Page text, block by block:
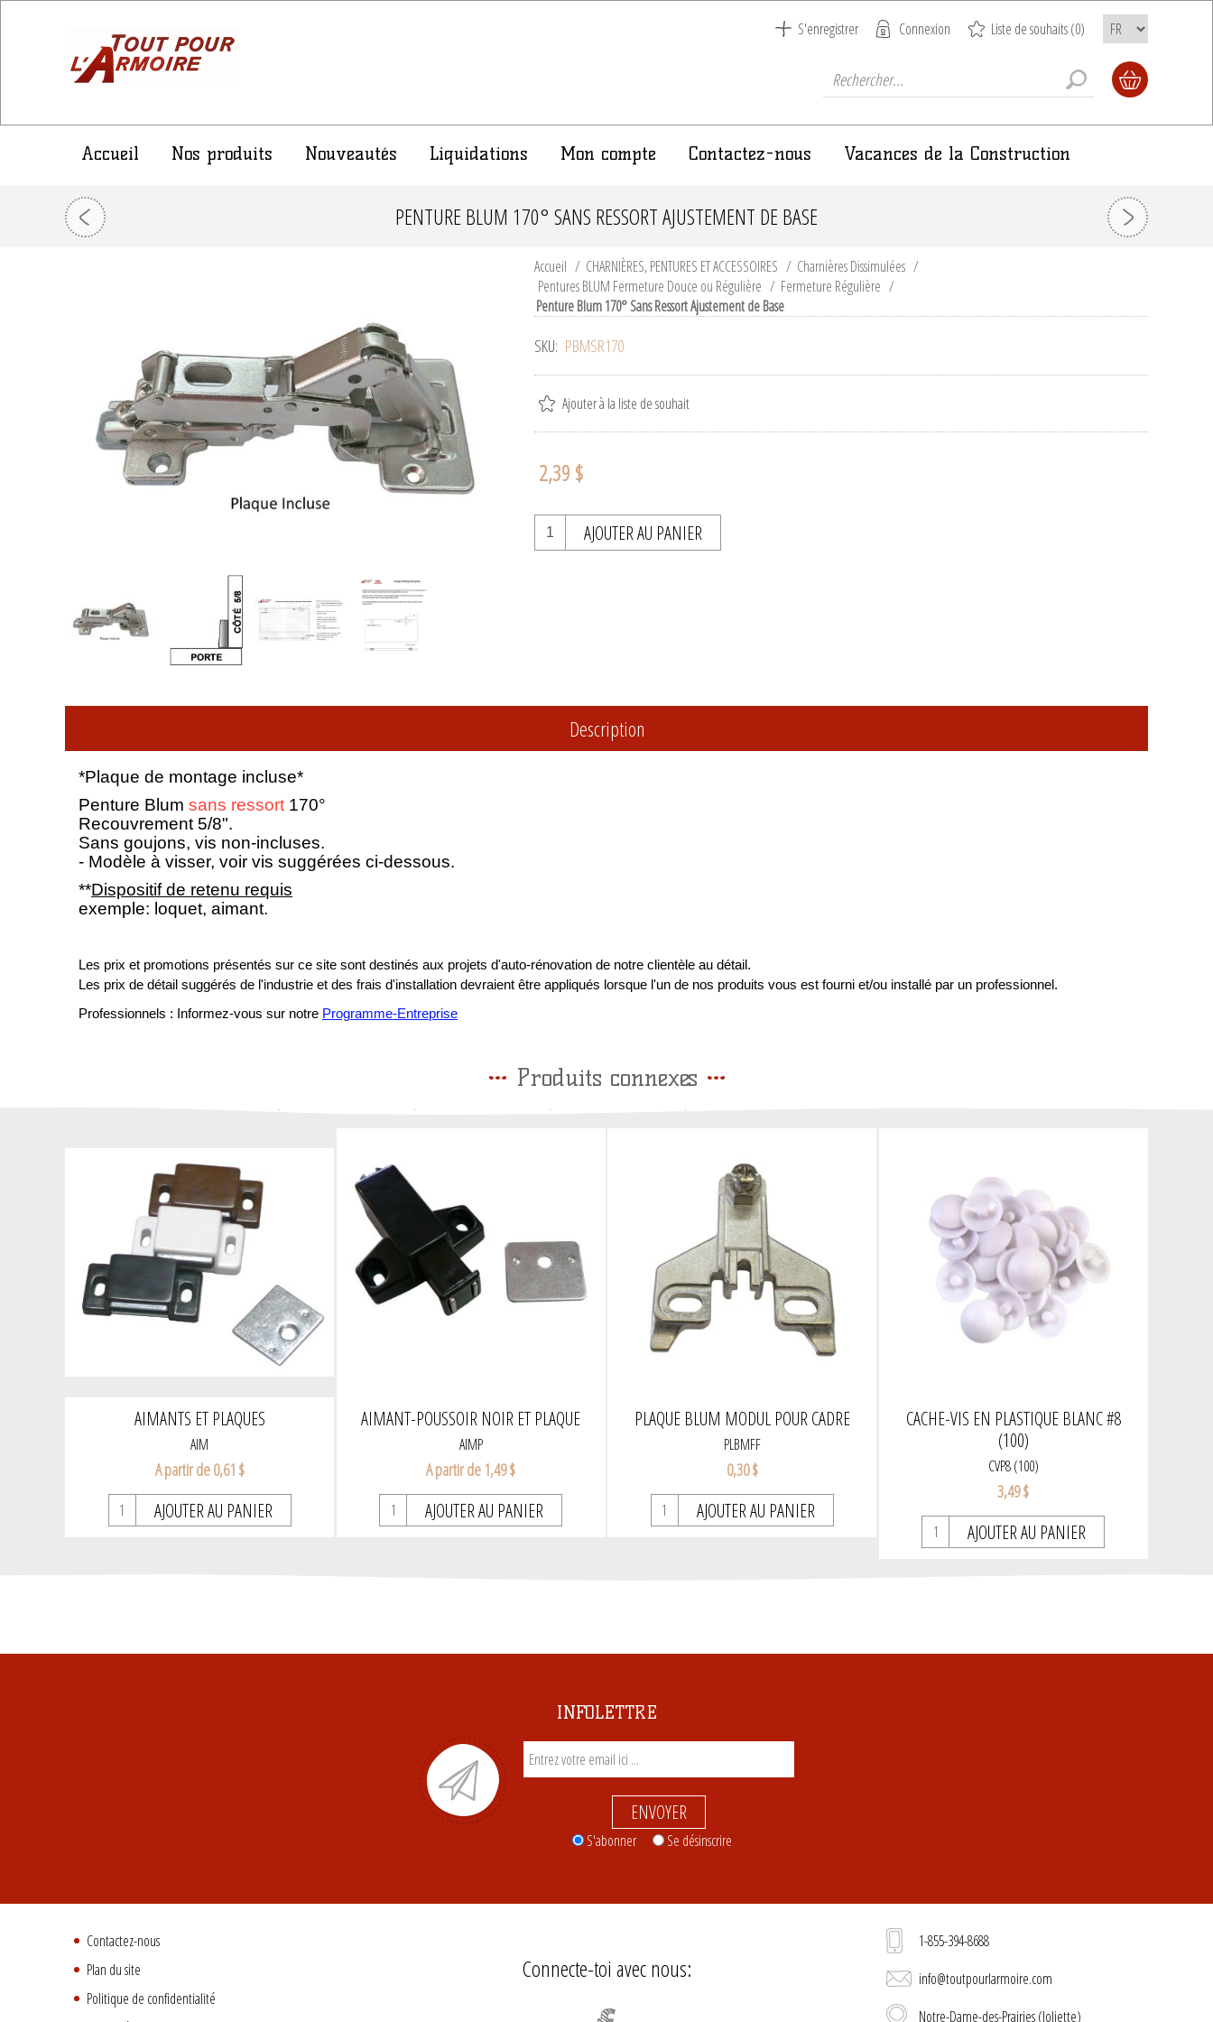
S'enregistrer Connexion Liste de souhaits(0)
Accueil Nos produits Nouveautés Liquidations Mon compte Contactez-nous Vacances de la Construction
PENTURE BLUM 170° SANS RESSORT AJUSTEMENT DE BASE
Accueil / CHARNIÈRES, PENTURES ET ACCESSOIRES / Charnières Dissimulées /
Pentures BLUM Fermeture Douce ou Régulière / Fermeture Régulière /
Penture Blum 170° Sans Ressort Ajustement de Base
SKU: PBMSR170
Ajouter à la liste de souhait
2,39 $
AJOUTER AU PANIER
Description
*Plaque de montage incluse*
Penture Blum sans ressort 170°
Recouvrement 5/8".
Sans goujons, vis non-incluses.
- Modèle à visser, voir vis suggérées ci-dessous.
**Dispositif de retenu requis
exemple: loquet, aimant.
Les prix et promotions présentés sur ce site sont destinés aux projets d'auto-rénovation de notre clientèle au détail.
Les prix de détail suggérés de l'industrie et des frais d'installation devraient être appliqués lorsque l'un de nos produits vous est fourni et/ou installé par un professionnel.
Professionnels : Informez-vous sur notre Programme-Entreprise
Produits connexes
AIMANTS ET PLAQUES
AIM
A partir de 0,61 $
AJOUTER AU PANIER
AIMANT-POUSSOIR NOIR ET PLAQUE
AIMP
A partir de 1,49 $
AJOUTER AU PANIER
PLAQUE BLUM MODUL POUR CADRE
PLBMFF
0,30 $
AJOUTER AU PANIER
CACHE-VIS EN PLASTIQUE BLANC #8
(100)
CVP8 (100)
3,49 $
AJOUTER AU PANIER
INFOLETTRE
ENVOYER
S'abonner Se désinscrire
Contactez-nous
Plan du site
Politique de confidentialité
Connecte-toi avec nous:
1-855-394-8688
info@toutpourlarmoire.com
Notre-Dame-des-Prairies (Joliette)